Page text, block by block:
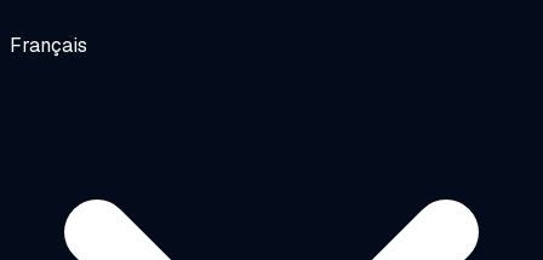
Français